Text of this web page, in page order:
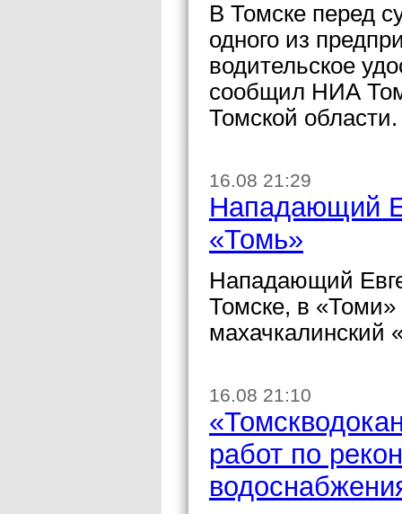
В Томске перед
одного из
водительское
сообщил НИА
Томской области.
16.08 21:29
Нападающий
«Томь»
Нападающий
Томске, в
махачкалинский
16.08 21:10
работ по